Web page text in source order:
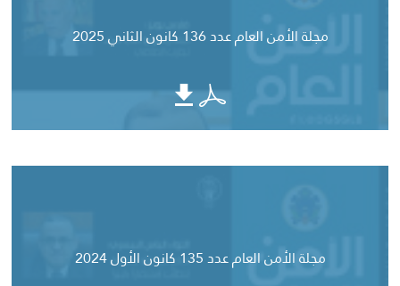
مجلة الأمن العام عدد 136 كانون الثاني 2025
مجلة الأمن العام عدد 135 كانون الأول 2024